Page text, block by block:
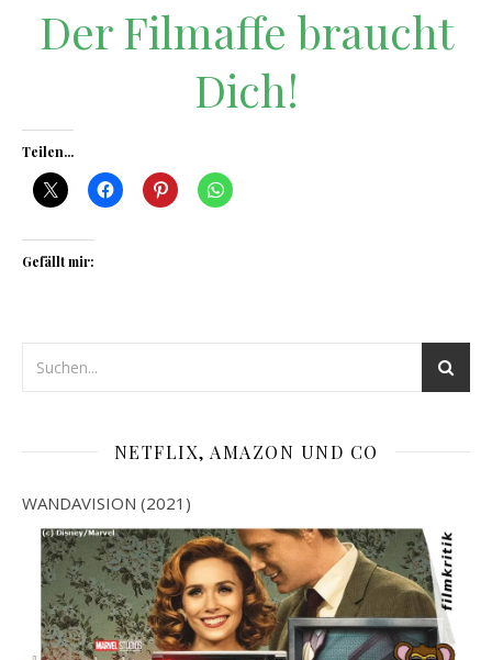
Der Filmaffe braucht
Dich!
Teilen...
Gefällt mir:
NETFLIX, AMAZON UND CO
WANDAVISION (2021)